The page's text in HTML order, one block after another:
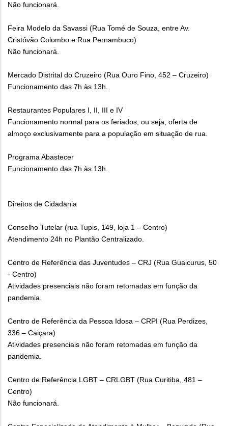
Não funcionará.
Feira Modelo da Savassi (Rua Tomé de Souza, entre Av.
Cristóvão Colombo e Rua Pernambuco)
Não funcionará.
Mercado Distrital do Cruzeiro (Rua Ouro Fino, 452 – Cruzeiro)
Funcionamento das 7h às 13h.
Restaurantes Populares I, II, III e IV
Funcionamento normal para os feriados, ou seja, oferta de
almoço exclusivamente para a população em situação de rua.
Programa Abastecer
Funcionamento das 7h às 13h.
Direitos de Cidadania
Conselho Tutelar (rua Tupis, 149, loja 1 – Centro)
Atendimento 24h no Plantão Centralizado.
Centro de Referência das Juventudes – CRJ (Rua Guaicurus, 50
- Centro)
Atividades presenciais não foram retomadas em função da
pandemia.
Centro de Referência da Pessoa Idosa – CRPI (Rua Perdizes,
336 – Caiçara)
Atividades presenciais não foram retomadas em função da
pandemia.
Centro de Referência LGBT – CRLGBT (Rua Curitiba, 481 –
Centro)
Não funcionará.